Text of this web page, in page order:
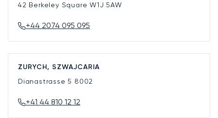
42 Berkeley SquareW1J 5AW
+44 2074 095 095
ZURYCH, SZWAJCARIA
Dianastrasse 5 8002
+41 44 810 12 12